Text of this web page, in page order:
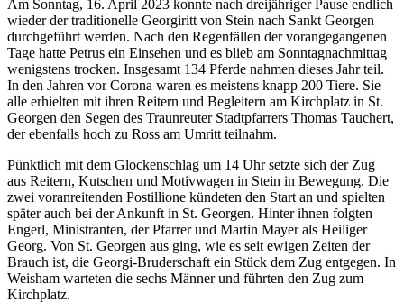
Am Sonntag, 16. April 2023 konnte nach dreijähriger Pause endlich
wieder der traditionelle Georgiritt von Stein nach Sankt Georgen
durchgeführt werden. Nach den Regenfällen der vorangegangenen
Tage hatte Petrus ein Einsehen und es blieb am Sonntagnachmittag
wenigstens trocken. Insgesamt 134 Pferde nahmen dieses Jahr teil.
In den Jahren vor Corona waren es meistens knapp 200 Tiere. Sie
alle erhielten mit ihren Reitern und Begleitern am Kirchplatz in St.
Georgen den Segen des Traunreuter Stadtpfarrers Thomas Tauchert,
der ebenfalls hoch zu Ross am Umritt teilnahm.
Pünktlich mit dem Glockenschlag um 14 Uhr setzte sich der Zug
aus Reitern, Kutschen und Motivwagen in Stein in Bewegung. Die
zwei voranreitenden Postillione kündeten den Start an und spielten
später auch bei der Ankunft in St. Georgen. Hinter ihnen folgten
Engerl, Ministranten, der Pfarrer und Martin Mayer als Heiliger
Georg. Von St. Georgen aus ging, wie es seit ewigen Zeiten der
Brauch ist, die Georgi-Bruderschaft ein Stück dem Zug entgegen. In
Weisham warteten die sechs Männer und führten den Zug zum
Kirchplatz.